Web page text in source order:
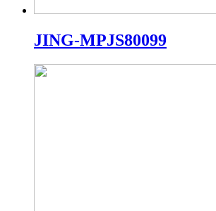
JING-MPJS80099